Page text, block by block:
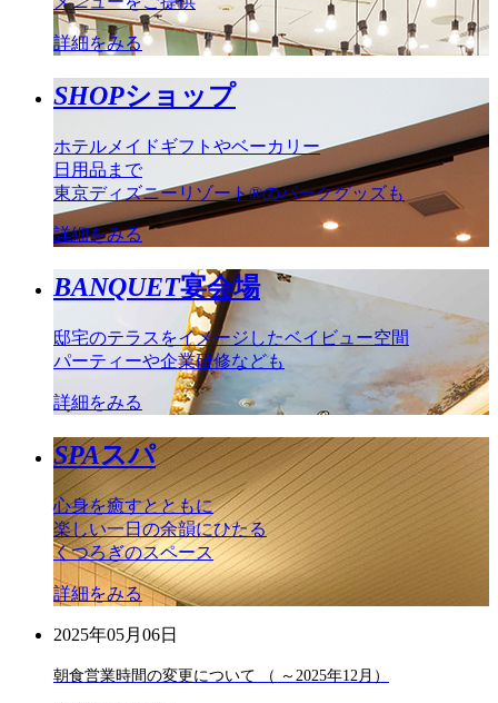
詳細をみる
SHOPショップ
ホテルメイドギフトやベーカリー
日用品まで
東京ディズニーリゾート®のパークグッズも
詳細をみる
BANQUET宴会場
邸宅のテラスをイメージしたベイビュー空間
パーティーや企業研修なども
詳細をみる
SPAスパ
心身を癒すとともに
楽しい一日の余韻にひたる
くつろぎのスペース
詳細をみる
2025年05月06日
朝食営業時間の変更について （ ～2025年12月）